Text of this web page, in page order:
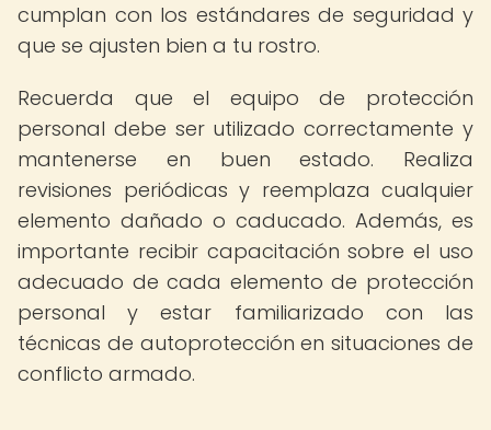
cumplan con los estándares de seguridad y
que se ajusten bien a tu rostro.
Recuerda que el equipo de protección
personal debe ser utilizado correctamente y
mantenerse en buen estado. Realiza
revisiones periódicas y reemplaza cualquier
elemento dañado o caducado. Además, es
importante recibir capacitación sobre el uso
adecuado de cada elemento de protección
personal y estar familiarizado con las
técnicas de autoprotección en situaciones de
conflicto armado.